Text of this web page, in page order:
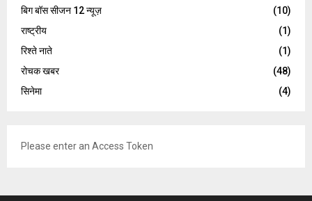
बिग बॉस सीजन 12 न्यूज़
(10)
राष्ट्रीय
(1)
रिश्ते नाते
(1)
रोचक खबर
(48)
सिनेमा
(4)
Please enter an Access Token